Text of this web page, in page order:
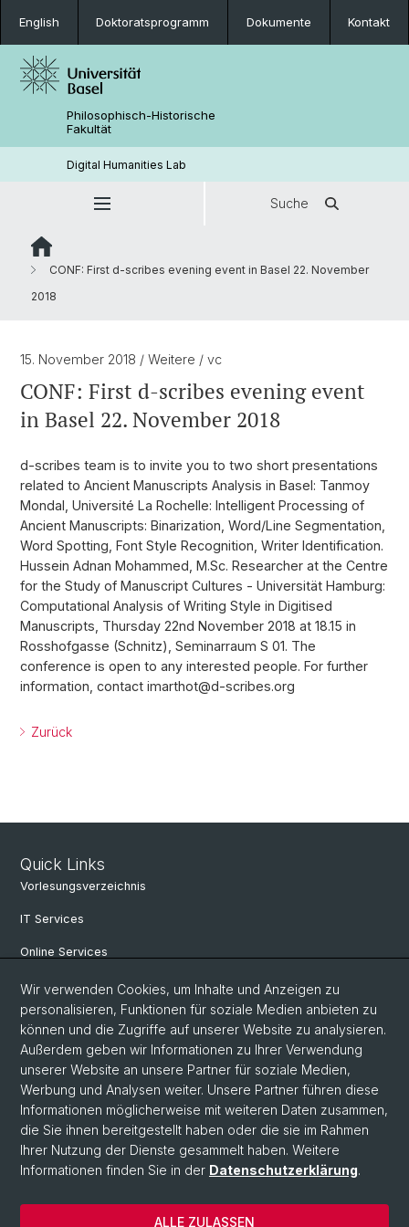
English Doktoratsprogramm Dokumente Kontakt
Philosophisch-Historische
Fakultät
Digital Humanities Lab
Suche
CONF: First d-scribes evening event in Basel 22. November
2018
15. November 2018 / Weitere / vc
CONF: First d-scribes evening event
in Basel 22. November 2018
d-scribes team is to invite you to two short presentations
related to Ancient Manuscripts Analysis in Basel: Tanmoy
Mondal, Université La Rochelle: Intelligent Processing of
Ancient Manuscripts: Binarization, Word/Line Segmentation,
Word Spotting, Font Style Recognition, Writer Identification.
Hussein Adnan Mohammed, M.Sc. Researcher at the Centre
for the Study of Manuscript Cultures - Universität Hamburg:
Computational Analysis of Writing Style in Digitised
Manuscripts, Thursday 22nd November 2018 at 18.15 in
Rosshofgasse (Schnitz), Seminarraum S 01. The
conference is open to any interested people. For further
information, contact imarthot@d-scribes.org
Zurück
Quick Links
Vorlesungsverzeichnis
IT Services
Online Services
Personensuche
PhD Programm
Dokumente & Links
News & Events
© Universität Basel
Datenschutzerklärung
Philosophisch-Historische Fakultät
Wir verwenden Cookies, um Inhalte und Anzeigen zu
personalisieren, Funktionen für soziale Medien anbieten zu
können und die Zugriffe auf unserer Website zu analysieren.
Außerdem geben wir Informationen zu Ihrer Verwendung
unserer Website an unsere Partner für soziale Medien,
Werbung und Analysen weiter. Unsere Partner führen diese
Informationen möglicherweise mit weiteren Daten zusammen,
die Sie ihnen bereitgestellt haben oder die sie im Rahmen
Ihrer Nutzung der Dienste gesammelt haben. Weitere
Informationen finden Sie in der Datenschutzerklärung.
ALLE ZULASSEN